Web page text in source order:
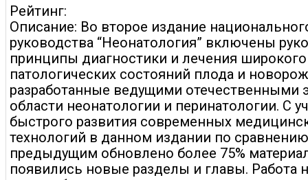
Рейтинг:
Описание: Во второе издание
руководства “Неонатология” включены
принципы диагностики и лечения широкого
патологических состояний плода и
разработанные ведущими отечественными
области неонатологии и перинатологии. С
быстрого развития современных
технологий в данном издании по
предыдущим обновлено более 75%
появились новые разделы и главы. Работа